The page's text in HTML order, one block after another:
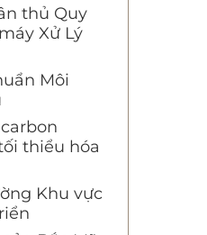
thủ Quy
Xử Lý
Môi
thiểu hóa
Khu vực